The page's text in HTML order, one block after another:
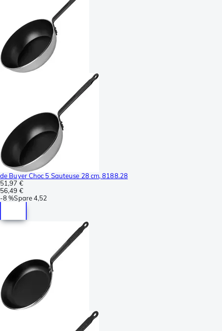
de Buyer Choc 5 Sauteuse 28 cm, 8188.28
51,97 €
56,49 €
-8 %Spare4,52